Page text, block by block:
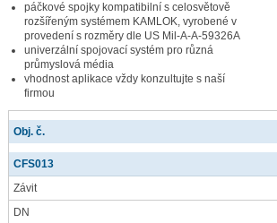
páčkové spojky kompatibilní s celosvětově
rozšířeným systémem KAMLOK, vyrobené v
provedení s rozměry dle US Mil-A-A-59326A
univerzální spojovací systém pro různá
průmyslová média
vhodnost aplikace vždy konzultujte s naší
firmou
Obj. č.
CFS013
Závit
DN